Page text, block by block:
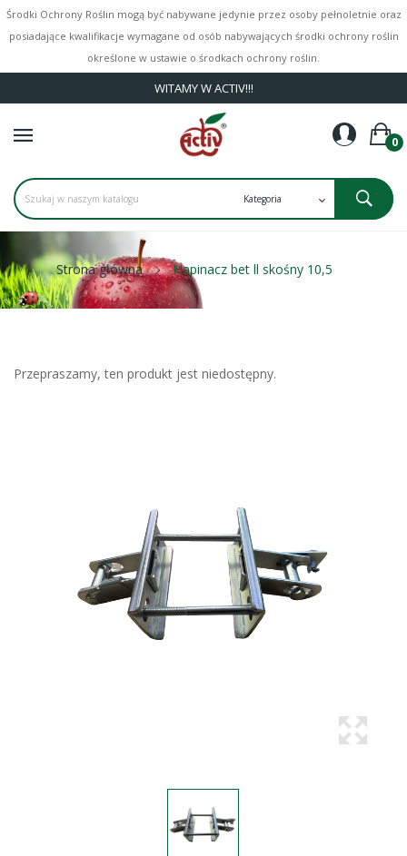
Środki Ochrony Roślin mogą być nabywane jedynie przez osoby pełnoletnie oraz
posiadające kwalifikacje wymagane od osób nabywających środki ochrony roślin
określone w ustawie o środkach ochrony roślin.
WITAMY W ACTIV!!!
0
Strona główna Napinacz bet ll skośny 10,5
Przepraszamy, ten produkt jest niedostępny.